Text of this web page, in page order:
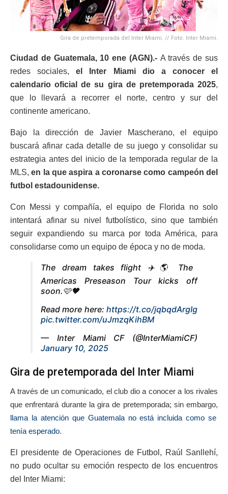
Gira de pretemporada del Inter Miami. // Foto: Inter Miami.
Ciudad de Guatemala, 10 ene (AGN).- A través de sus
redes sociales, el Inter Miami dio a conocer el
calendario oficial de su gira de pretemporada 2025,
que lo llevará a recorrer el norte, centro y sur del
continente americano.
Bajo la dirección de Javier Mascherano, el equipo
buscará afinar cada detalle de su juego y consolidar su
estrategia antes del inicio de la temporada regular de la
MLS,en la que aspira a coronarse como campeón del
futbol estadounidense.
Con Messi y compañía, el equipo de Florida no solo
intentará afinar su nivel futbolístico, sino que también
seguir expandiendo su marca por toda América, para
consolidarse como un equipo de época y no de moda.
The dream takes flight ✈️🌎 The
Americas Preseason Tour kicks off
soon.🩷🖤
Read more here: https://t.co/jqbqdArgIg
pic.twitter.com/uJmzqKihBM
— Inter Miami CF (@InterMiamiCF)
January 10, 2025
Gira de pretemporada del Inter Miami
A través de un comunicado, el club dio a conocer a los rivales
que enfrentará durante la gira de pretemporada; sin embargo,
llama la atención que Guatemala no está incluida como se
tenía esperado.
El presidente de Operaciones de Futbol, Raúl Sanllehí,
no pudo ocultar su emoción respecto de los encuentros
del Inter Miami: